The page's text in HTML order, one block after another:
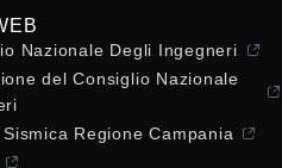
Nazionale Degli Ingegneri
del Consiglio Nazionale
Regione Campania